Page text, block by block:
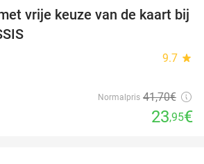
43%
vrije keuze van de kaart bij
9.7 star
Normalpris 41,70€
23,95€